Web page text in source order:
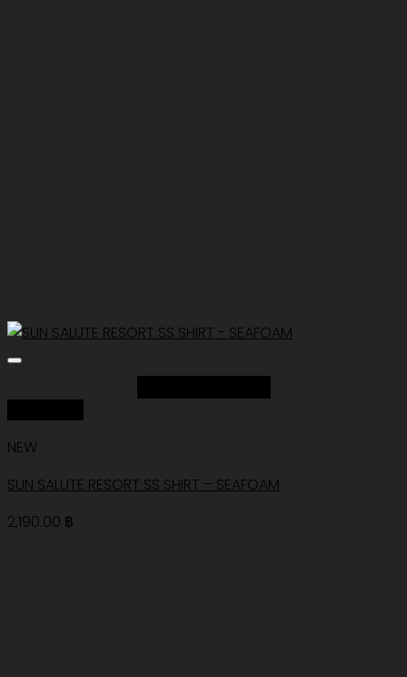
NEW
SUN SALUTE RESORT SS SHIRT – SEAFOAM
2,190.00 ฿